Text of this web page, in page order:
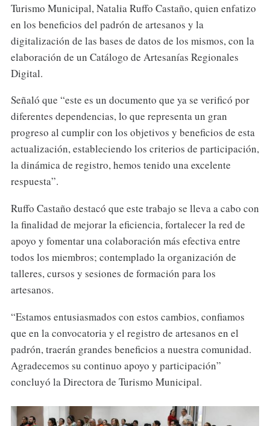
Turismo Municipal, Natalia Ruffo Castaño, quien enfatizo
en los beneficios del padrón de artesanos y la
digitalización de las bases de datos de los mismos, con la
elaboración de un Catálogo de Artesanías Regionales
Digital.
Señaló que “este es un documento que ya se verificó por
diferentes dependencias, lo que representa un gran
progreso al cumplir con los objetivos y beneficios de esta
actualización, estableciendo los criterios de participación,
la dinámica de registro, hemos tenido una excelente
respuesta”.
Ruffo Castaño destacó que este trabajo se lleva a cabo con
la finalidad de mejorar la eficiencia, fortalecer la red de
apoyo y fomentar una colaboración más efectiva entre
todos los miembros; contemplado la organización de
talleres, cursos y sesiones de formación para los
artesanos.
“Estamos entusiasmados con estos cambios, confiamos
que en la convocatoria y el registro de artesanos en el
padrón, traerán grandes beneficios a nuestra comunidad.
Agradecemos su continuo apoyo y participación”
concluyó la Directora de Turismo Municipal.